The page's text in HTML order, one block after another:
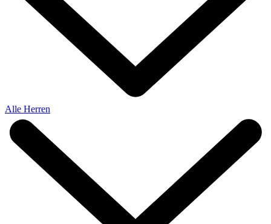
Alle Herren